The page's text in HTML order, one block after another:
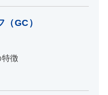
GC）
徴